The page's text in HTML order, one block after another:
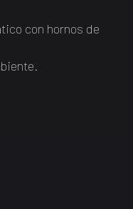
con hornos de